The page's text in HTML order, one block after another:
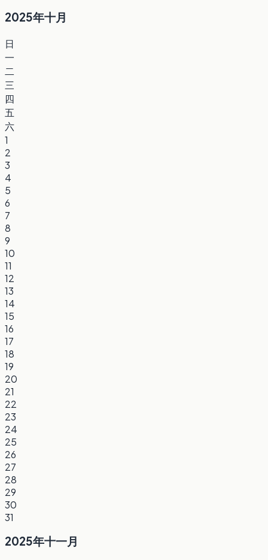
2025年十月
日
一
二
三
四
五
六
1
2
3
4
5
6
7
8
9
10
11
12
13
14
15
16
17
18
19
20
21
22
23
24
25
26
27
28
29
30
31
2025年十一月